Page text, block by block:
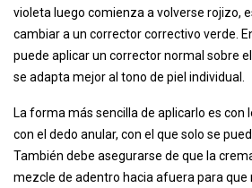
violeta luego comienza a volverse rojizo,
cambiar a un corrector correctivo verde.
puede aplicar un corrector normal sobre
se adapta mejor al tono de piel individual.
La forma más sencilla de aplicarlo es con
con el dedo anular, con el que solo se
También debe asegurarse de que la
mezcle de adentro hacia afuera para que